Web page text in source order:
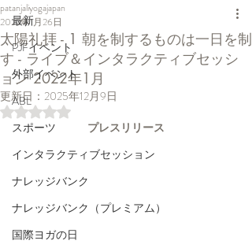
最新
PJFイベント
外部イベント
ABL
スポーツ
インタラクティブセッション
ナレッジバンク
ナレッジバンク（プレミアム）
国際ヨガの日
太陽礼拝 - 1 朝を制するものは一日を制
す - ライブ＆インタラクティブセッシ
ョン 2022年1月
patanjaliyogajapan
2022年1月26日
更新日： 2025年12月9日
5つ星のうちNaNと評価されています。
プレスリリース